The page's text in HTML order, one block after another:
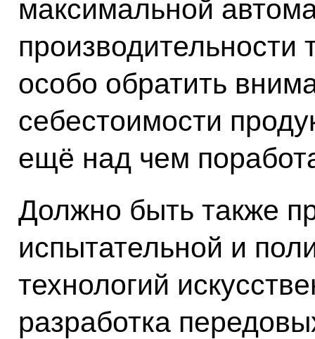
максимальной
производительности
особо обратить
себестоимости
ещё над чем
Должно быть также
испытательной и
технологий
разработка